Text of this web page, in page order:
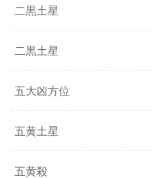
二黒土星
二黒土星
五大凶方位
五黄土星
五黄殺